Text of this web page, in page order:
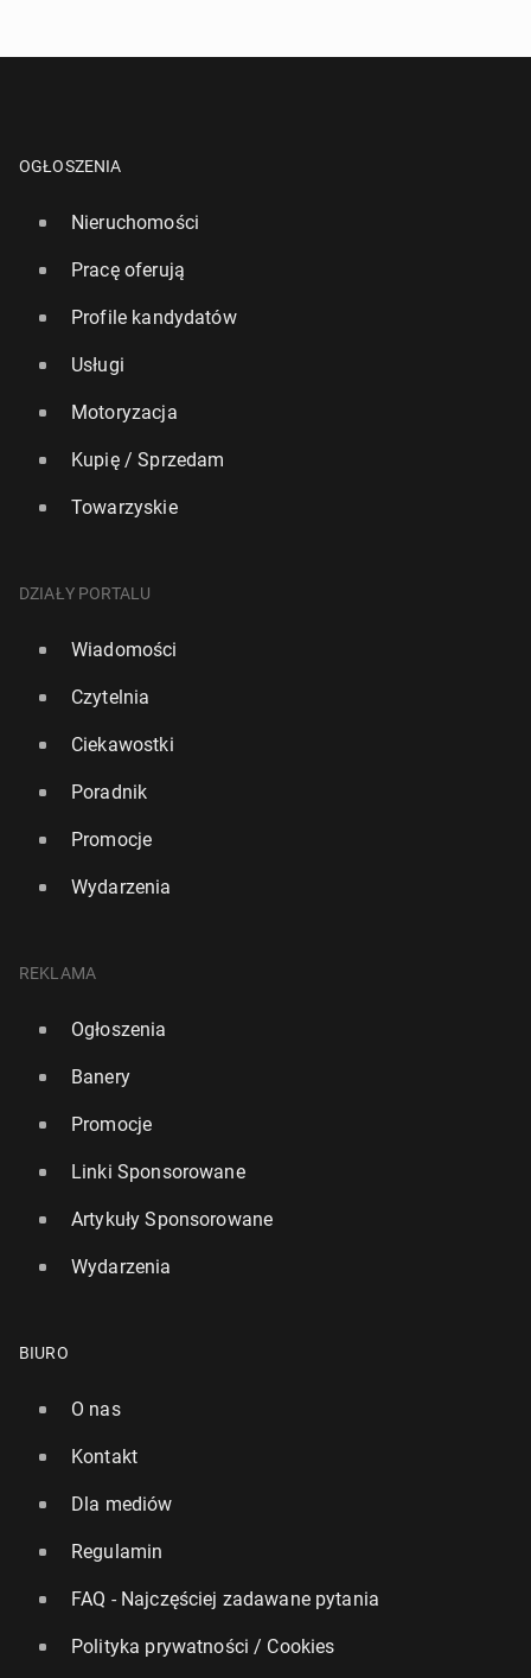
OGŁOSZENIA
Nieruchomości
Pracę oferują
Profile kandydatów
Usługi
Motoryzacja
Kupię / Sprzedam
Towarzyskie
DZIAŁY PORTALU
Wiadomości
Czytelnia
Ciekawostki
Poradnik
Promocje
Wydarzenia
REKLAMA
Ogłoszenia
Banery
Promocje
Linki Sponsorowane
Artykuły Sponsorowane
Wydarzenia
BIURO
O nas
Kontakt
Dla mediów
Regulamin
FAQ - Najczęściej zadawane pytania
Polityka prywatności / Cookies